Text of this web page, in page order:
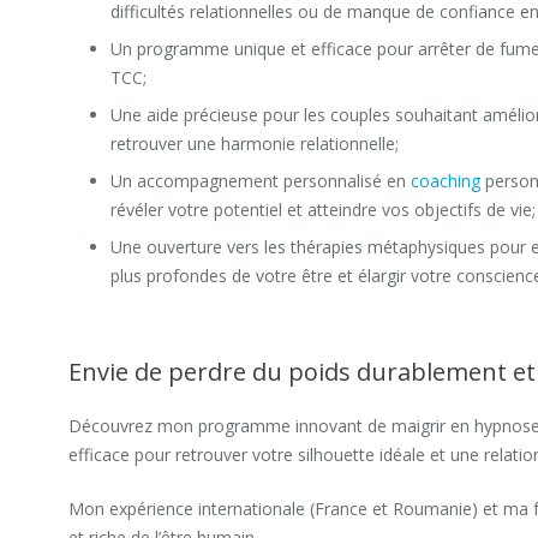
difficultés relationnelles ou de manque de confiance
Un programme unique et efficace pour arrêter de
TCC;
Une aide précieuse pour les couples souhaitant
retrouver une harmonie relationnelle;
Un accompagnement personnalisé en coaching
révéler votre potentiel et atteindre vos objectifs de vie;
Une ouverture vers les thérapies métaphysiques pour
plus profondes de votre être et élargir votre
Envie de perdre du poids durablement
Découvrez mon programme innovant de maigrir en
efficace pour retrouver votre silhouette idéale et une
Mon expérience internationale (France et Roumanie) et